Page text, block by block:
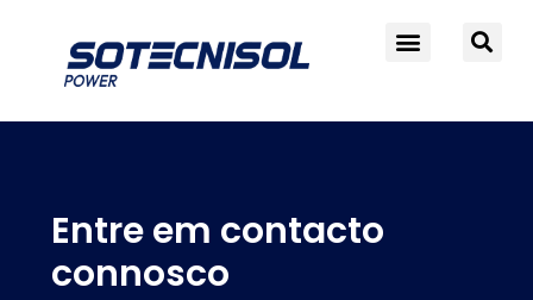
Entre em contacto
connosco